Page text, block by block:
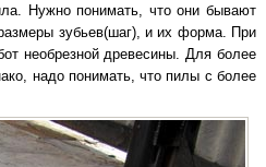
Нужно понимать, что они бывают
зубьев(шаг), и их форма. При
необрезной древесины. Для более
надо понимать, что пилы с более